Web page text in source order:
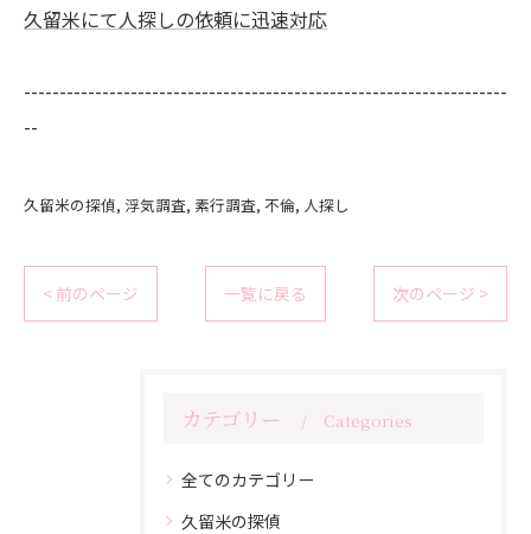
久留米にて人探しの依頼に迅速対応
--------------------------------------------------------------------
--
久留米の探偵 浮気調査 素行調査 不倫 人探し
< 前のページ 一覧に戻る 次のページ >
カテゴリー Categories
全てのカテゴリー
久留米の探偵